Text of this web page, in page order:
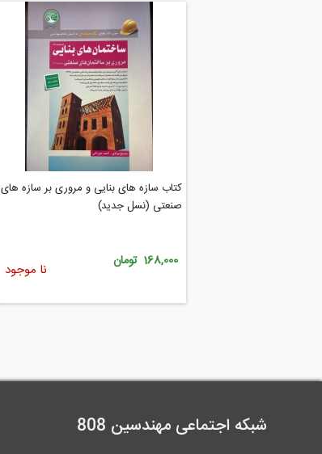
کتاب سازه های بنایی و مروری بر سازه های
صنعتی (نسل جدید)
168,000 تومان نا موجود
شبکه اجتماعی مهندسین 808